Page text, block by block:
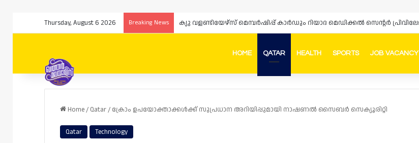
Thursday, August 6 2026 Breaking News
HOME QATAR HEALTH SPORTS JOB VACANCY
Home/ Qatar/ക്രോം ഉപയോക്താക്കൾക്ക് സുപ്രധാന അറിയിപ്പുമായി നാഷണൽ സൈബർ സെക്യൂരിറ്റി
Qatar Technology